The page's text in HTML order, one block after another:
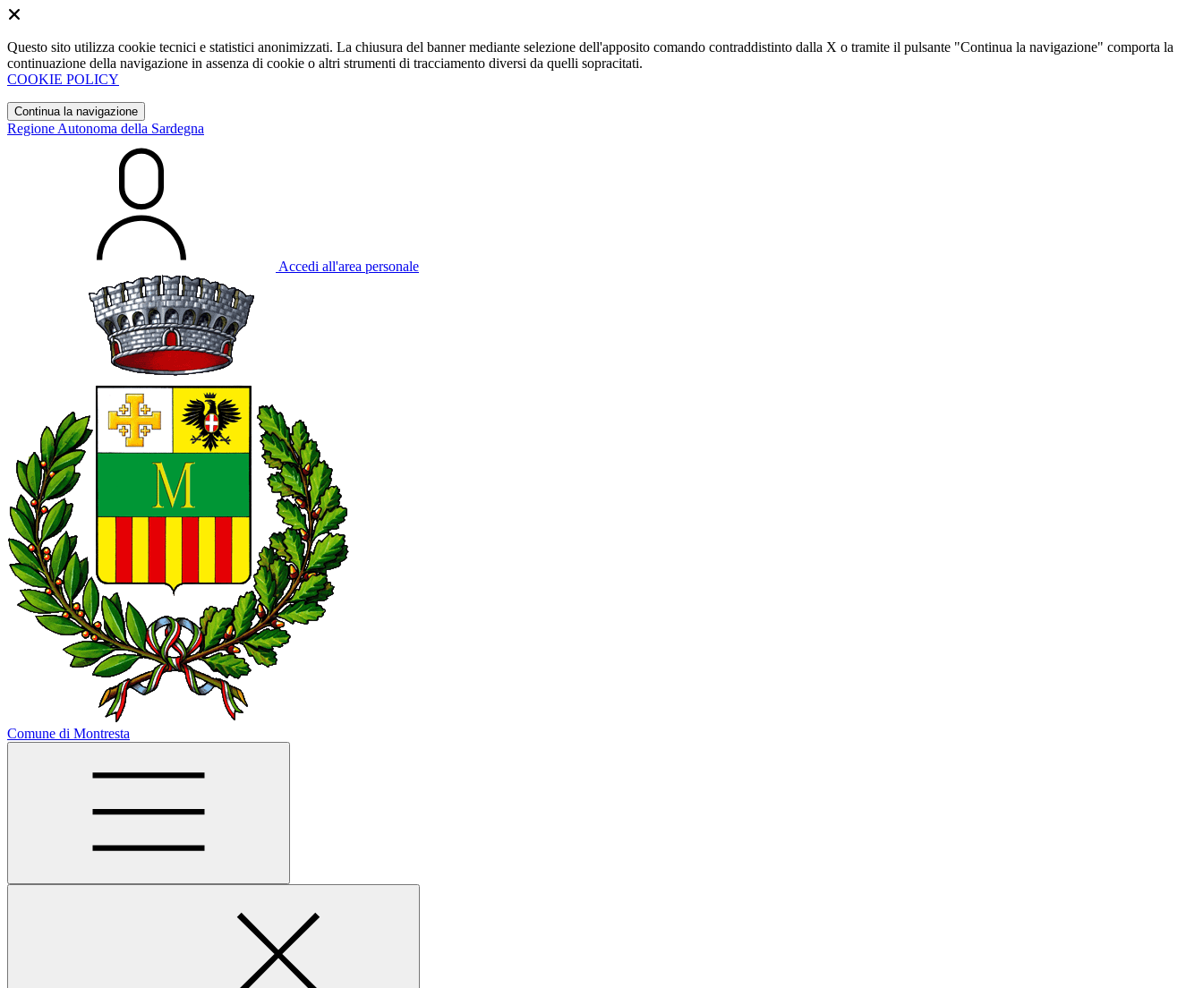
Questo sito utilizza cookie tecnici e statistici anonimizzati. La chiusura del banner mediante selezione dell'apposito comando contraddistinto dalla X o tramite il pulsante "Continua la navigazione" comporta la
continuazione della navigazione in assenza di cookie o altri strumenti di tracciamento diversi da quelli sopracitati.
COOKIE POLICY
Continua la navigazione
Regione Autonoma della Sardegna
Accedi all'area personale
Comune di Montresta